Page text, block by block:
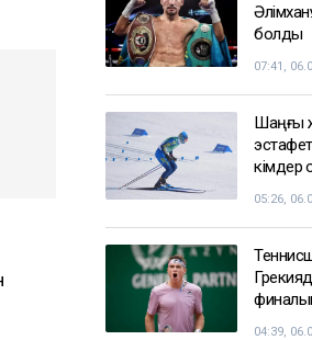
болды
07:41,
Шаңғы
кімдер
05:26,
04:39,